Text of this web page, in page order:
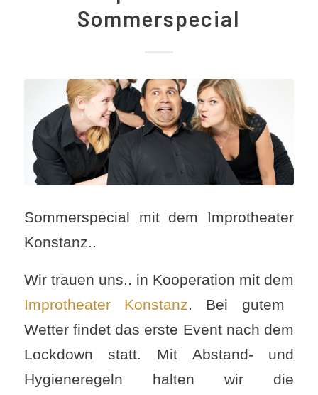
Sommerspecial
Sommerspecial mit dem Improtheater
Konstanz..
Wir trauen uns.. in Kooperation mit dem
Improtheater Konstanz. Bei gutem
Wetter findet das erste Event nach dem
Lockdown statt. Mit Abstand- und
Hygieneregeln halten wir die